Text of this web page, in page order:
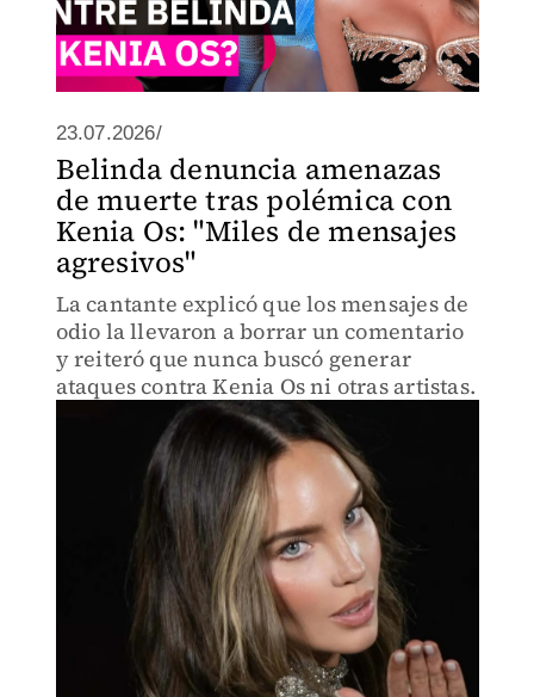
23.07.2026/
Belinda denuncia amenazas
de muerte tras polémica con
Kenia Os: "Miles de mensajes
agresivos"
La cantante explicó que los mensajes de
odio la llevaron a borrar un comentario
y reiteró que nunca buscó generar
ataques contra Kenia Os ni otras artistas.